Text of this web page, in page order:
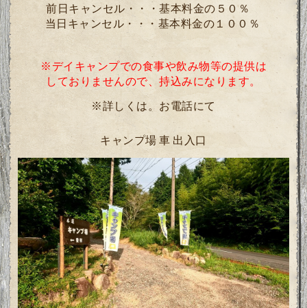
前日キャンセル・・・基本料金の５０％
当日キャンセル・・・基本料金の１００％
※デイキャンプでの食事や飲み物等の提供は
しておりませんので、持込みになります。
※詳しくは。お電話にて
キャンプ場 車 出入口